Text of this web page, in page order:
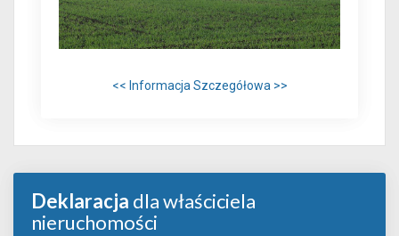
<< Informacja Szczegółowa >>
Deklaracja dla właściciela
nieruchomości